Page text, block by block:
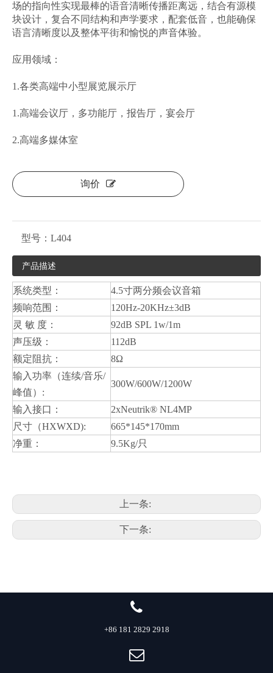
场的指向性实现最棒的语音清晰传播距离远，结合有源模
块设计，复合不同结构和声学要求，配套低音，也能确保
语言清晰度以及整体平街和愉悦的声音体验。
应用领域：
1.各类高端中小型展览展示厅
1.高端会议厅，多功能厅，报告厅，宴会厅
2.高端多媒体室
询价
型号： L404
产品描述
系统类型：
4.5寸两分频会议音箱
频响范围：
120Hz-20KHz±3dB
灵 敏 度：
92dB SPL 1w/1m
声压级：
112dB
额定阻抗：
8Ω
输入功率（连续/音乐/
峰值）:
300W/600W/1200W
输入接口：
2xNeutrik® NL4MP
尺寸（HXWXD):
665*145*170mm
净重：
9.5Kg/只
上一条:
下一条:
+86 181 2829 2918